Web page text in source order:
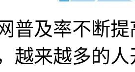
及率不断提
越来越多的